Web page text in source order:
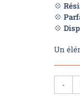
💠
💠
💠
Un
-